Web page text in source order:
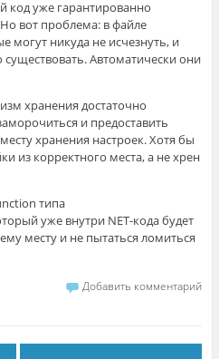
код уже гарантированно
вот проблема: в файле
могут никуда не исчезнуть, и
Автоматически они
хранения достаточно
и предоставить
хранения настроек. Хотя бы
из корректного места, а не хрен
типа
уже внутри NET-кода будет
месту и не пытаться ломиться
Добавить комментарий